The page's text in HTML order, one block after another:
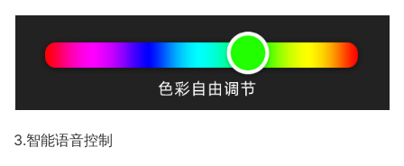
3.智能语音控制